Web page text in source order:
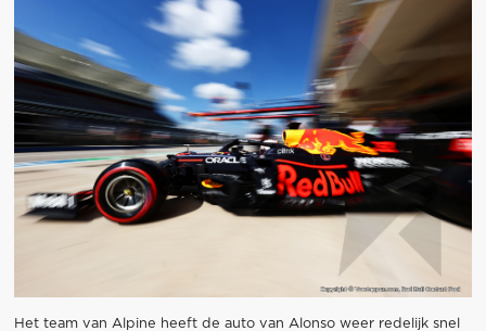
Het team van Alpine heeft de auto van Alonso weer redelijk snel